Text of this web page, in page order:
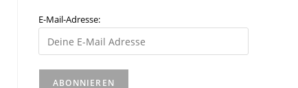
E-Mail-Adresse: